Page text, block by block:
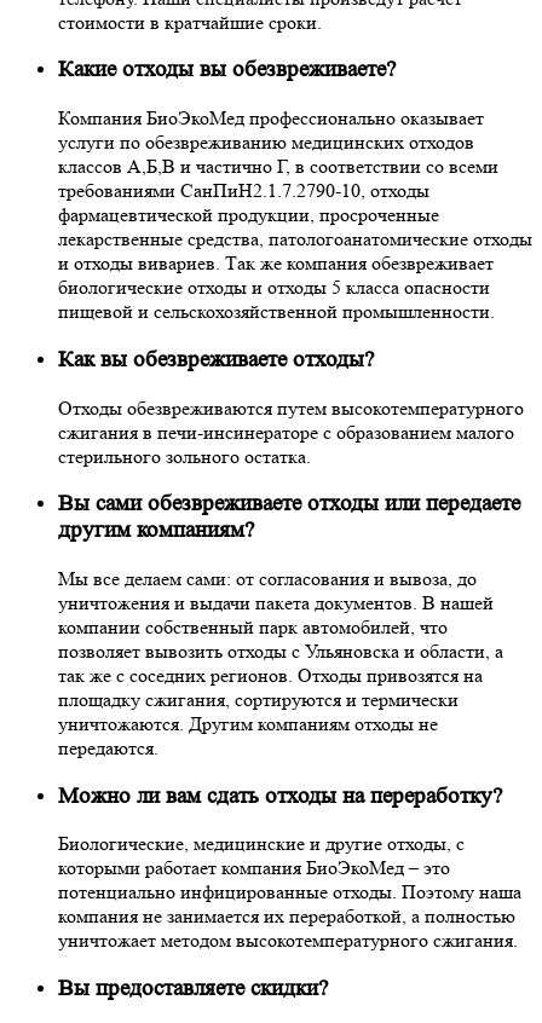
стоимости в кратчайшие сроки.
Какие отходы вы обезвреживаете?
Компания БиоЭкоМед профессионально оказывает
услуги по обезвреживанию медицинских отходов
классов А,Б,В и частично Г, в соответствии со всеми
требованиями СанПиН2.1.7.2790-10, отходы
фармацевтической продукции, просроченные
лекарственные средства, патологоанатомические отходы
и отходы вивариев. Так же компания обезвреживает
биологические отходы и отходы 5 класса опасности
пищевой и сельскохозяйственной промышленности.
Как вы обезвреживаете отходы?
Отходы обезвреживаются путем высокотемпературного
сжигания в печи-инсинераторе с образованием малого
стерильного зольного остатка.
Вы сами обезвреживаете отходы или передаете
другим компаниям?
Мы все делаем сами: от согласования и вывоза, до
уничтожения и выдачи пакета документов. В нашей
компании собственный парк автомобилей, что
позволяет вывозить отходы с Ульяновска и области, а
так же с соседних регионов. Отходы привозятся на
площадку сжигания, сортируются и термически
уничтожаются. Другим компаниям отходы не
передаются.
Можно ли вам сдать отходы на переработку?
Биологические, медицинские и другие отходы, с
которыми работает компания БиоЭкоМед – это
потенциально инфицированные отходы. Поэтому наша
компания не занимается их переработкой, а полностью
уничтожает методом высокотемпературного сжигания.
Вы предоставляете скидки?